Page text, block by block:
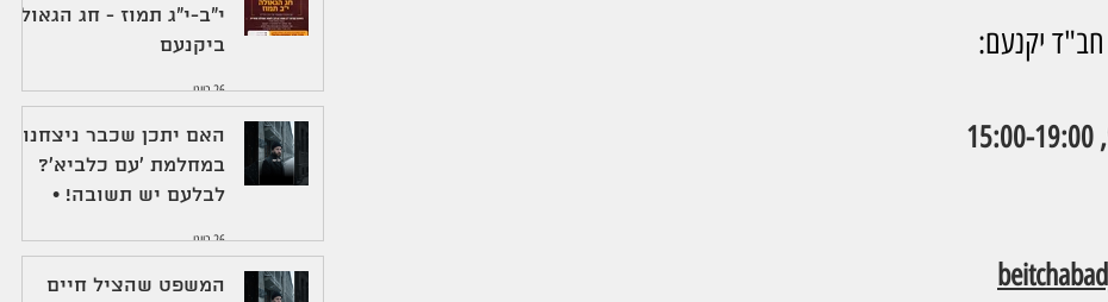
י"ב-י"ג תמוז - חג הגאולה
ביקנעם
26 ביוני
האם יתכן שכבר ניצחנו
במחלמת 'עם כלביא'?
לבלעם יש תשובה! •
26 ביוני
המשפט שהציל חיים
חב"ד יקנעם: